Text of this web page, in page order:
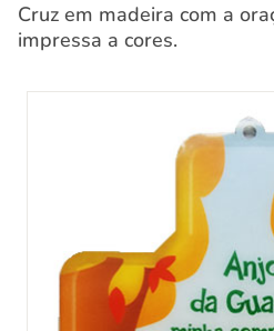
Cruz em madeira com a
impressa a cores.